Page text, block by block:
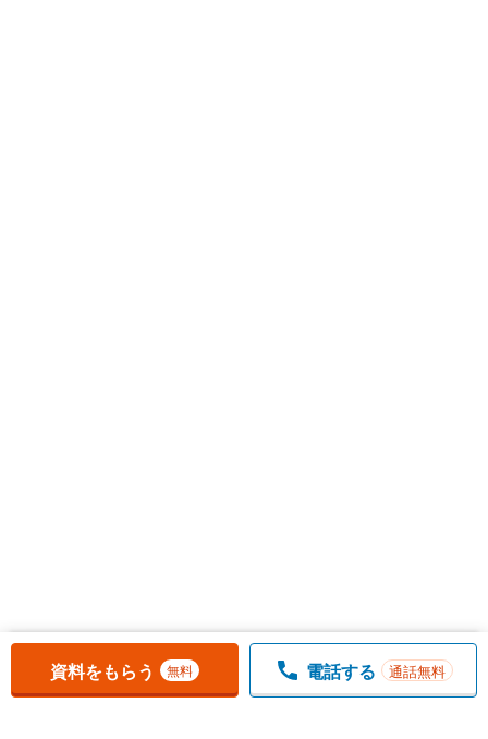
お気に入りに追加しました。 一覧を開く
資料をもらう 無料 電話する 通話無料